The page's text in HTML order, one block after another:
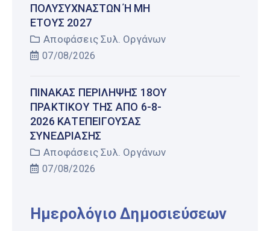
ΠΟΛΥΣΎΧΝΑΣΤΩΝ Ή ΜΗ Έ
ΤΟΥΣ 2027
Αποφάσεις Συλ. Οργάνων
07/08/2026
ΠΊΝΑΚΑΣ ΠΕΡΊΛΗΨΗΣ 18ΟΥ
ΠΡΑΚΤΙΚΟΎ ΤΗΣ ΑΠΌ 6-8-
2026 ΚΑΤΕΠΕΊΓΟΥΣΑΣ
ΣΥΝΕΔΡΊΑΣΗΣ
Αποφάσεις Συλ. Οργάνων
07/08/2026
Ημερολόγιο Δημοσιεύσεων